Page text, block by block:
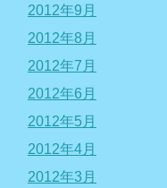
2012年9月
2012年8月
2012年7月
2012年6月
2012年5月
2012年4月
2012年3月